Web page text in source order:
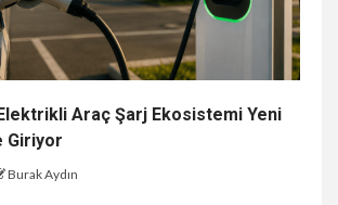
Araç Şarj Ekosistemi Yeni
Giriyor
Burak Aydın